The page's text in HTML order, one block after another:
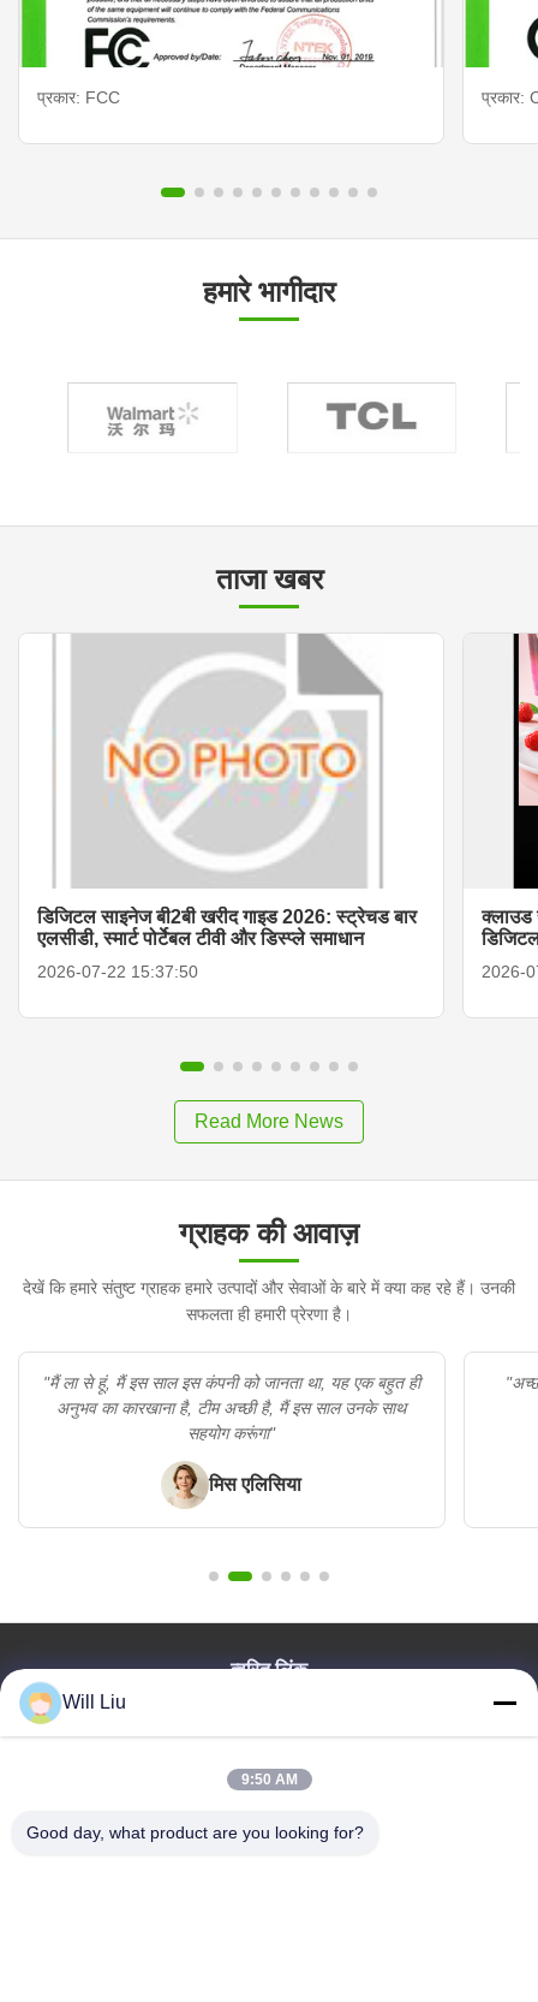
प्रकार: FCC प्रकार:
हमारे भागीदार
ताजा खबर
डिजिटल साइनेज बी2बी खरीद गाइड 2026: स्ट्रेचड बार
एलसीडी, स्मार्ट पोर्टेबल टीवी और डिस्प्ले समाधान
2026-07-22 15:37:50
क्लाउड
2026-
Read More News
ग्राहक की आवाज़
देखें कि हमारे संतुष्ट ग्राहक हमारे उत्पादों और सेवाओं के बारे में क्या कह रहे हैं। उनकी
सफलता ही हमारी प्रेरणा है।
"मैं ला से हूं, मैं इस साल इस कंपनी को जानता था, यह एक बहुत ही
अनुभव का कारखाना है, टीम अच्छी है, मैं इस साल उनके साथ
सहयोग करूंगा"
मिस एलिसिया
"अच्छा
त्वरित लिंक
उत्पाद
विडियो
ब्लॉग
Will Liu
9:50 AM
Good day, what product are you looking for?